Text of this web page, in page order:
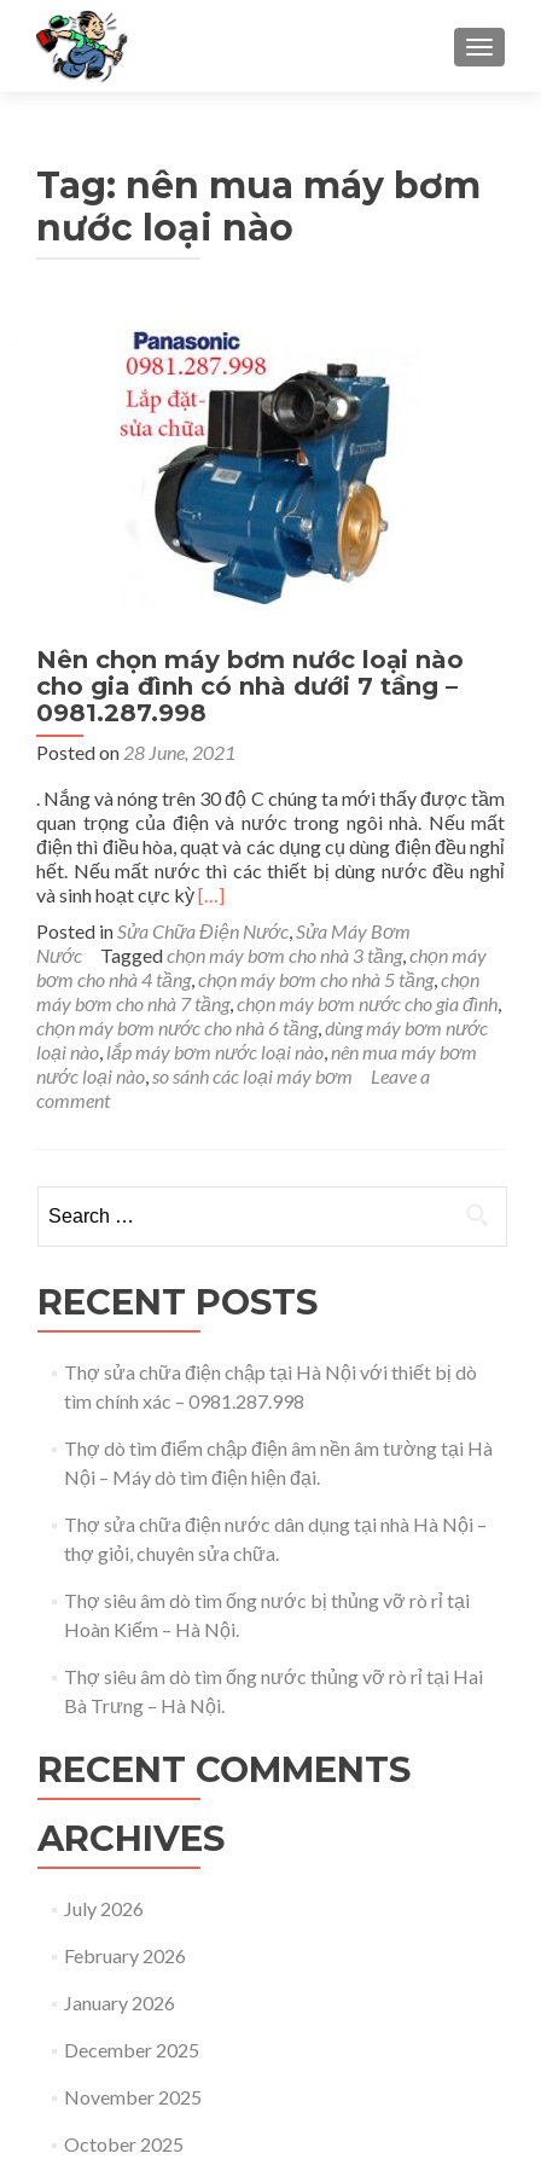
Tag: nên mua máy bơm
nước loại nào
Nên chọn máy bơm nước loại nào
cho gia đình có nhà dưới 7 tầng –
0981.287.998
Posted on 28 June, 2021
. Nắng và nóng trên 30 độ C chúng ta mới thấy được tầm
quan trọng của điện và nước trong ngôi nhà. Nếu mất
điện thì điều hòa, quạt và các dụng cụ dùng điện đều nghỉ
hết. Nếu mất nước thì các thiết bị dùng nước đều nghỉ
và sinh hoạt cực kỳRead
more
about
Nên
chọn
máy
bơm
nước
loại
đình
tầng
–
[…]
Posted inSửa Chữa Điện Nước,Sửa Máy Bơm
Nước
Taggedchọn máy bơm cho nhà 3 tầng,chọn máy
bơm cho nhà 4 tầng,chọn máy bơm cho nhà 5 tầng,chọn
máy bơm cho nhà 7 tầng,chọn máy bơm nước cho gia đình,
chọn máy bơm nước cho nhà 6 tầng,dùng máy bơm nước
loại nào, lắp máy bơm nước loại nào,nên mua máy bơm
nước loại nào,so sánh các loại máy bơm
Leave a
comment
RECENT POSTS
Thợ sửa chữa điện chập tại Hà Nội với thiết bị dò
tìm chính xác – 0981.287.998
Thợ dò tìm điểm chập điện âm nền âm tường tại Hà
Nội – Máy dò tìm điện hiện đại.
Thợ sửa chữa điện nước dân dụng tại nhà Hà Nội –
thợ giỏi, chuyên sửa chữa.
Thợ siêu âm dò tìm ống nước bị thủng vỡ rò rỉ tại
Hoàn Kiếm – Hà Nội.
Thợ siêu âm dò tìm ống nước thủng vỡ rò rỉ tại Hai
Bà Trưng – Hà Nội.
RECENT COMMENTS
ARCHIVES
July 2026
February 2026
January 2026
December 2025
November 2025
October 2025